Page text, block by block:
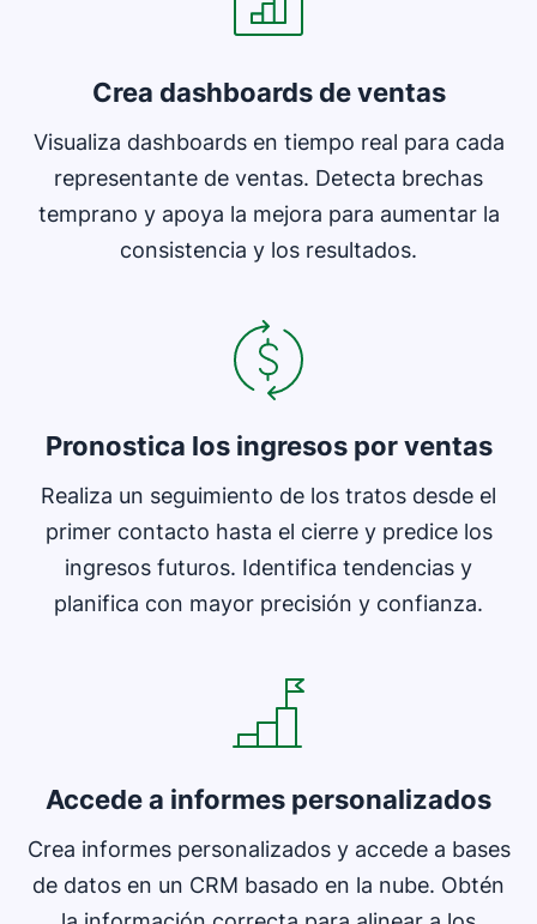
Crea dashboards de ventas
Visualiza dashboards en tiempo real para cada
representante de ventas. Detecta brechas
temprano y apoya la mejora para aumentar la
consistencia y los resultados.
Pronostica los ingresos por ventas
Realiza un seguimiento de los tratos desde el
primer contacto hasta el cierre y predice los
ingresos futuros. Identifica tendencias y
planifica con mayor precisión y confianza.
Accede a informes personalizados
Crea informes personalizados y accede a bases
de datos en un CRM basado en la nube. Obtén